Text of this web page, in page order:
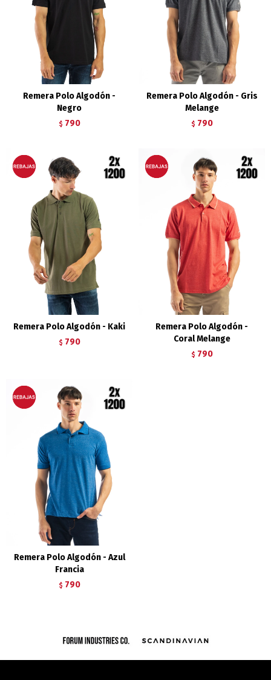
Remera Polo Algodón -
Negro
$ 790
Remera Polo Algodón - Gris
Melange
$ 790
Remera Polo Algodón - Kaki
$ 790
Remera Polo Algodón -
Coral Melange
$ 790
Remera Polo Algodón - Azul
Francia
$ 790